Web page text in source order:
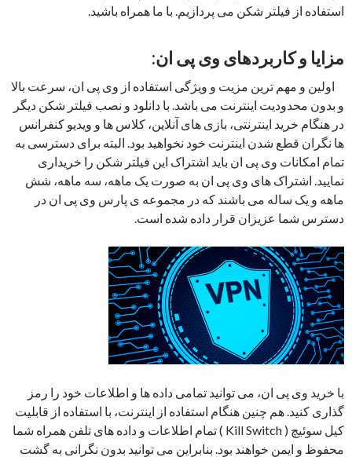
استفاده از فیلتر شکن می پردازیم. با ما همراه باشید.
مزایا و کاربردهای وی پی ان:
اولین و مهم ترین مزیت و ویژگی استفاده از وی پی ان، سرعت بالا
و بدون محدودیت اینترنت می باشد. با دانلود و نصب فیلتر شکن دیگر
در هنگام خرید اینترنتی، بازی های آنلاین، کلاس ها و ویدیو کنفرانس
ها نگران قطع شدن اینترنت خود نخواهید بود. البته برای دسترسی به
تمام امکانات وی پی ان باید اشتراک این فیلتر شکن را خریداری
نمایید. اشتراک های وی پی ان به صورت یک ماهه، سه ماهه، شش
ماهه و یک ساله می باشند که در مجموعه ی پارس وی پی ان در
دسترس شما عزیزان قرار داده شده است.
با خرید وی پی ان، می توانید تمامی داده ها و اطلاعات خود را رمز
گذاری کنید. هم چنین هنگام استفاده از اینترنت، با استفاده از قابلیت
کیل سوئیچ ( Kill Switch ) تمام اطلاعات و داده های تلفن همراه شما
محفوظ و ایمن خواهند بود. بنابراین می توانید بدون نگرانی به گشت